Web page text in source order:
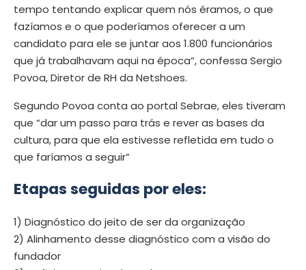
tempo tentando explicar quem nós éramos, o que
fazíamos e o que poderíamos oferecer a um
candidato para ele se juntar aos 1.800 funcionários
que já trabalhavam aqui na época”, confessa Sergio
Povoa, Diretor de RH da Netshoes.
Segundo Povoa conta ao portal Sebrae, eles tiveram
que “dar um passo para trás e rever as bases da
cultura, para que ela estivesse refletida em tudo o
que faríamos a seguir”
Etapas seguidas por eles:
1) Diagnóstico do jeito de ser da organização
2) Alinhamento desse diagnóstico com a visão do
fundador